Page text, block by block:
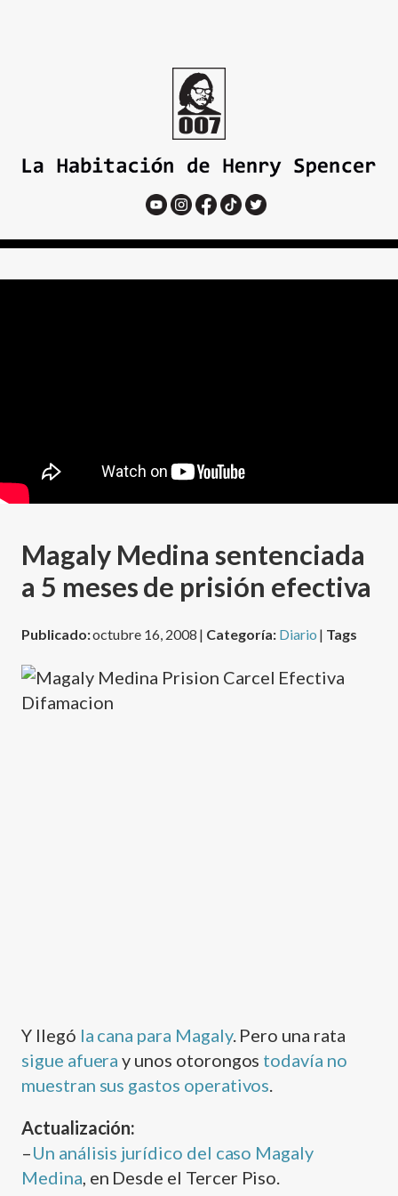
Magaly Medina sentenciada
a 5 meses de prisión efectiva
Publicado:octubre 16, 2008 | Categoría: Diario | Tags
Y llegó la cana para Magaly. Pero una rata
sigue afuera y unos otorongos todaví­a no
muestran sus gastos operativos
Actualización:
–Un análisis jurí­dico del caso Magaly
Medina , en Desde el Tercer Piso.